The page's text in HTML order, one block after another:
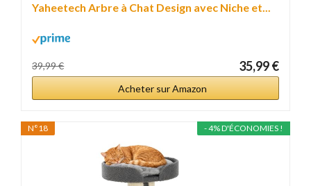
Yaheetech Arbre à Chat Design avec Niche et...
39,99 € 35,99 €
Acheter sur Amazon
- 4% D'ÉCONOMIES !
N°18